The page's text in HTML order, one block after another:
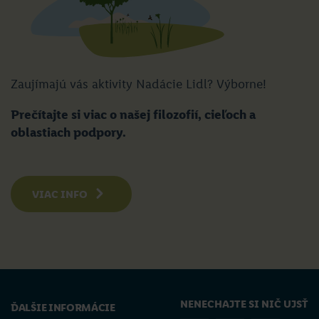
Zaujímajú vás aktivity Nadácie Lidl? Výborne!
Prečítajte si viac o našej filozofií, cieľoch a
oblastiach podpory.
VIAC INFO
ĎALŠIE INFORMÁCIE NENECHAJTE SI NIČ UJSŤ